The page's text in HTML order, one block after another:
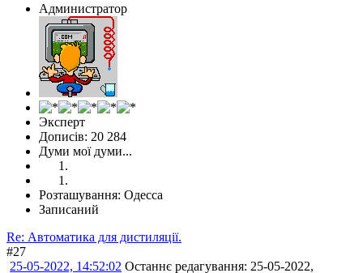
Администратор
Эксперт
Дописів: 20 284
Думи мої думи...
Розташування: Одесса
Записаний
Re: Автоматика для дистиляції.
#27
25-05-2022, 14:52:02 Останнє редагування: 25-05-2022,